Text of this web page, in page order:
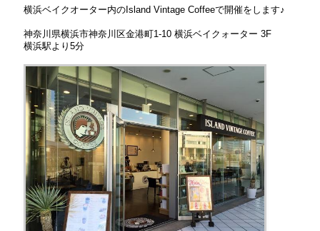
横浜ベイクオーター内のIsland Vintage Coffeeで開催をします♪
神奈川県横浜市神奈川区金港町1-10 横浜ベイクォーター 3F
横浜駅より5分